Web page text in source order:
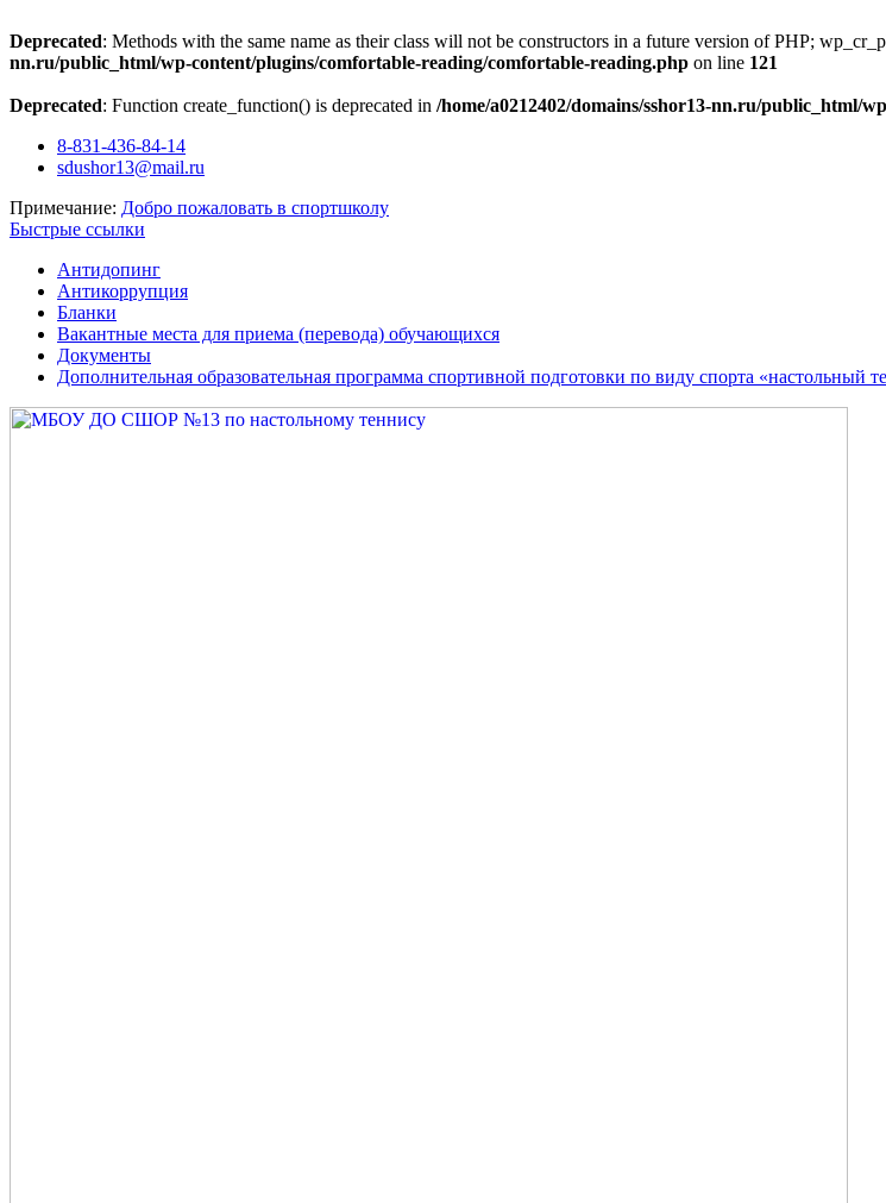
Deprecated: Methods with the same name as their class will not be constructors in a future version of PHP;
nn.ru/public_html/wp-content/plugins/comfortable-reading/comfortable-reading.php on line 121
Deprecated: Function create_function() is deprecated in /home/a0212402/domains/sshor13-nn.ru/public_html/
Перейти8-831-436-84-14
sdushor13@mail.ru
Примечание: Добро пожаловать в спортшколу
Быстрые ссылки
Антидопинг
Антикоррупция
Бланки
Вакантные места для приема (перевода) обучающихся
Документы
Дополнительная образовательная программа спортивной подготовки по виду спорта «настольный